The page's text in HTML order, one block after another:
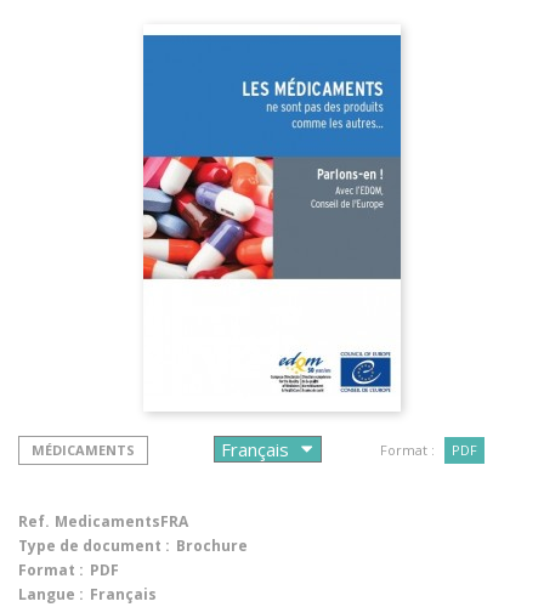
MÉDICAMENTS Format : PDF
Ref. MedicamentsFRA
Type de document : Brochure
Format : PDF
Langue : Français